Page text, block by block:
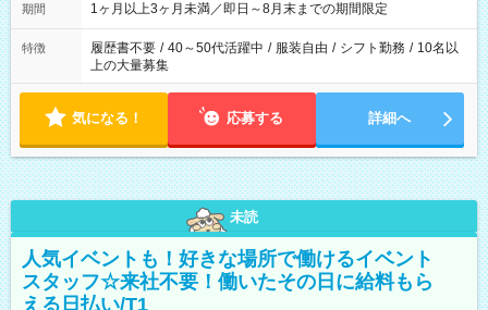
期間 1ヶ月以上3ヶ月未満／即日～8月末までの期間限定
特徴 履歴書不要 / 40～50代活躍中 / 服装自由 / シフト勤務 / 10名以
上の大量募集
気になる！ 応募する 詳細へ
未読
人気イベントも！好きな場所で働けるイベント
スタッフ☆来社不要！働いたその日に給料もら
える日払い/T1